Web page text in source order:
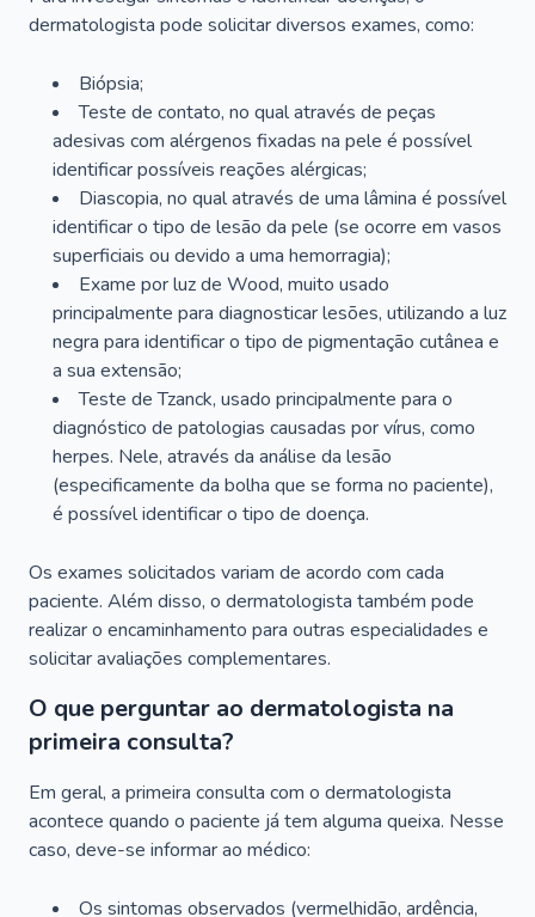
dermatologista pode solicitar diversos exames, como:
Biópsia;
Teste de contato, no qual através de peças
adesivas com alérgenos fixadas na pele é possível
identificar possíveis reações alérgicas;
Diascopia, no qual através de uma lâmina é possível
identificar o tipo de lesão da pele (se ocorre em vasos
superficiais ou devido a uma hemorragia);
Exame por luz de Wood, muito usado
principalmente para diagnosticar lesões, utilizando a luz
negra para identificar o tipo de pigmentação cutânea e
a sua extensão;
Teste de Tzanck, usado principalmente para o
diagnóstico de patologias causadas por vírus, como
herpes. Nele, através da análise da lesão
(especificamente da bolha que se forma no paciente),
é possível identificar o tipo de doença.
Os exames solicitados variam de acordo com cada
paciente. Além disso, o dermatologista também pode
realizar o encaminhamento para outras especialidades e
solicitar avaliações complementares.
O que perguntar ao dermatologista na
primeira consulta?
Em geral, a primeira consulta com o dermatologista
acontece quando o paciente já tem alguma queixa. Nesse
caso, deve-se informar ao médico:
Os sintomas observados (vermelhidão, ardência,